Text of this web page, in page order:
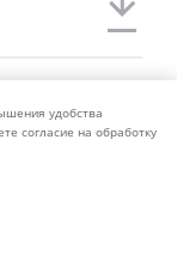
удобства
согласие на обработку